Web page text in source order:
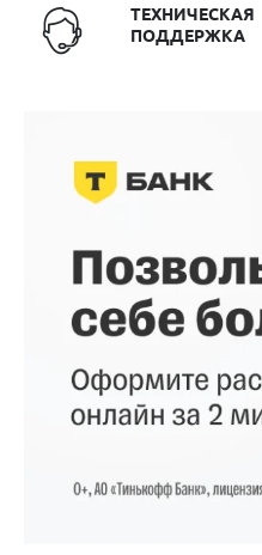
ТЕХНИЧЕСКАЯ
ПОДДЕРЖКА